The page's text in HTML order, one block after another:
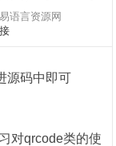
易语言资源网
源码中即可
对qrcode类的使